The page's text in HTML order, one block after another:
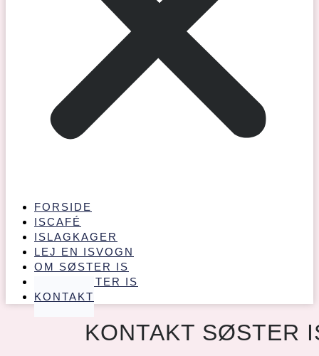
FORSIDE
ISCAFÉ
ISLAGKAGER
LEJ EN ISVOGN
OM SØSTER IS
LILLESØSTER IS
KONTAKT
KONTAKT SØSTER